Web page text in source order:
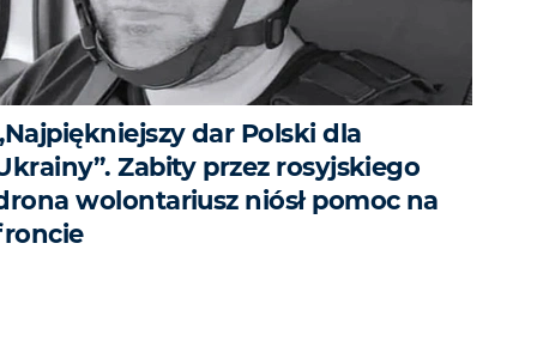
dar Polski dla
Zabity przez rosyjskiego
wolontariusz niósł pomoc na